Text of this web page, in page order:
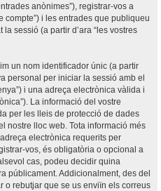
anònimes”), registrar-vos a
compte”) i les entrades que publiqueu
sessió (a partir d’ara “les vostres
un nom identificador únic (a partir
personal per iniciar la sessió amb el
i una adreça electrònica vàlida i
La informació del vostre
per les lleis de protecció de dades
nostre lloc web. Tota informació més
electrònica requerits per
vos, és obligatòria o opcional a
cas, podeu decidir quina
públicament. Addicionalment, des del
o rebutjar que se us enviïn els correus